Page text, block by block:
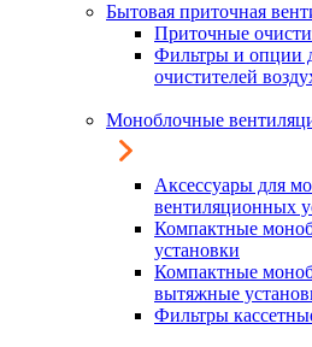
Бытовая приточная
Приточные
Фильтры и опции
очистителей
Моноблочные
Аксессуары для
вентиляционных
Компактные
установки
Компактные
вытяжные
Фильтры